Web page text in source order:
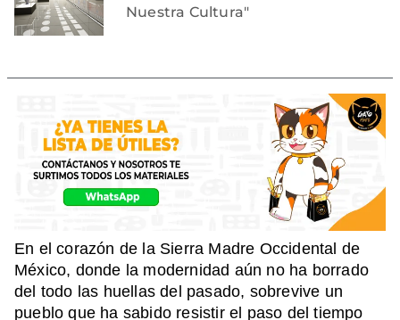
Nuestra Cultura"
En el corazón de la Sierra Madre Occidental de
México, donde la modernidad aún no ha borrado
del todo las huellas del pasado, sobrevive un
pueblo que ha sabido resistir el paso del tiempo